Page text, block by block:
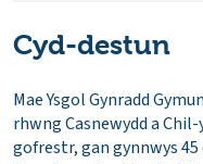
Cyd-destun
Mae Ysgol Gynradd
rhwng Casnewydd a
gofrestr, gan gynnwys